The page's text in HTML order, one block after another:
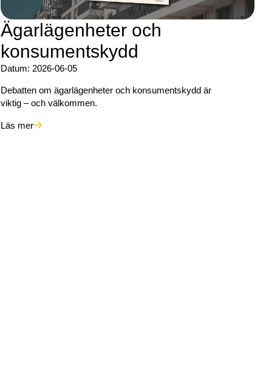
Ägarlägenheter och
konsumentskydd
Datum: 2026-06-05
Debatten om ägarlägenheter och konsumentskydd är
viktig – och välkommen.
Läs mer